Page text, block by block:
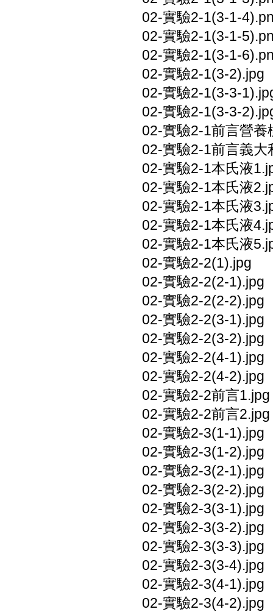
02-實驗2-1(3-1-
02-實驗2-1(3-1-
02-實驗2-1(3-1-
02-實驗2-1(3-2).jpg
02-實驗2-1(3-3-
02-實驗2-1(3-3-
02-實驗2-1前言營養
02-實驗2-1前言義大
02-實驗2-1本氏液
02-實驗2-1本氏液
02-實驗2-1本氏液
02-實驗2-1本氏液
02-實驗2-1本氏液
02-實驗2-2(1).jpg
02-實驗2-2(2-1).jpg
02-實驗2-2(2-2).jpg
02-實驗2-2(3-1).jpg
02-實驗2-2(3-2).jpg
02-實驗2-2(4-1).jpg
02-實驗2-2(4-2).jpg
02-實驗2-2前言1.jpg
02-實驗2-2前言2.jpg
02-實驗2-3(1-1).jpg
02-實驗2-3(1-2).jpg
02-實驗2-3(2-1).jpg
02-實驗2-3(2-2).jpg
02-實驗2-3(3-1).jpg
02-實驗2-3(3-2).jpg
02-實驗2-3(3-3).jpg
02-實驗2-3(3-4).jpg
02-實驗2-3(4-1).jpg
02-實驗2-3(4-2).jpg